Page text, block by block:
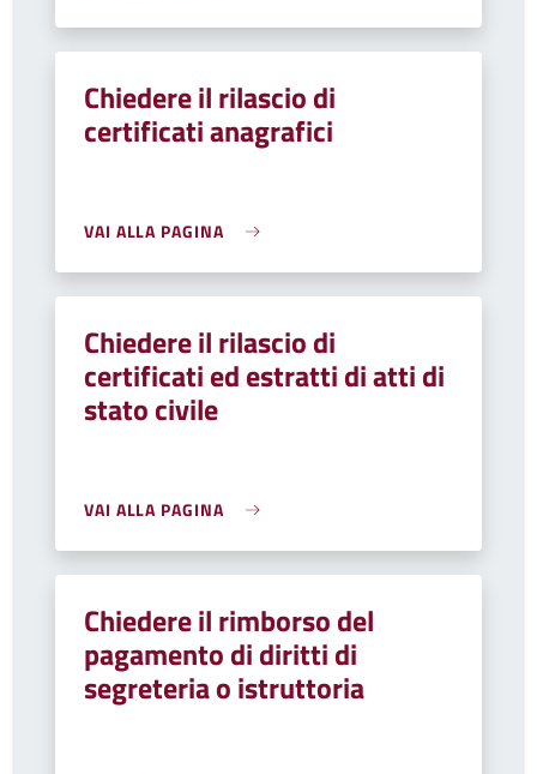
Chiedere il rilascio di
certificati anagrafici
VAI ALLA PAGINA
Chiedere il rilascio di
certificati ed estratti di atti di
stato civile
VAI ALLA PAGINA
Chiedere il rimborso del
pagamento di diritti di
segreteria o istruttoria